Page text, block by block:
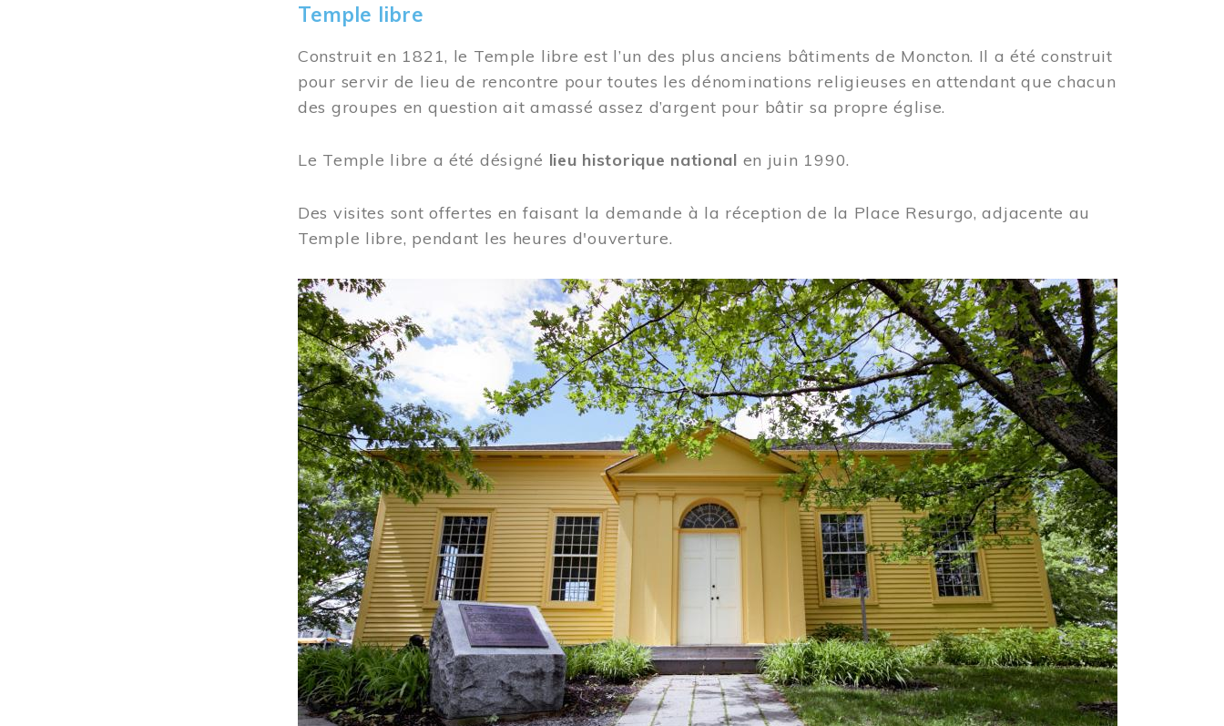
Temple libre
Construit en 1821, le Temple libre est l’un des plus anciens bâtiments de Moncton. Il a été construit
pour servir de lieu de rencontre pour toutes les dénominations religieuses en attendant que chacun
des groupes en question ait amassé assez d’argent pour bâtir sa propre église.
Le Temple libre a été désigné lieu historique national en juin 1990.
Des visites sont offertes en faisant la demande à la réception de la Place Resurgo, adjacente au
Temple libre, pendant les heures d'ouverture.
Image